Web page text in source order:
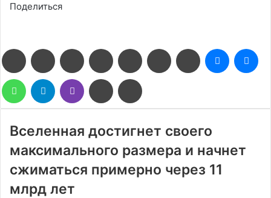
Поделиться
FacebookTwitter LinkedIn Pinterest Reddit ВконтактеОдноклассники
Messenger
WhatsAppTelegram Viber
Поделиться
через
электронную
Вселенная достигнет своего
максимального размера и начнет
сжиматься примерно через 11
млрд лет